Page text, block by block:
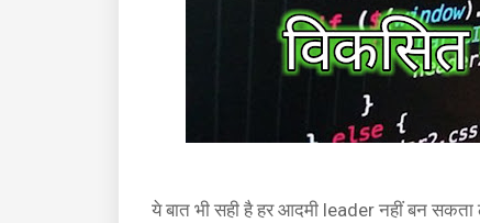
ये बात भी सही है हर आदमी leader नहीं बन